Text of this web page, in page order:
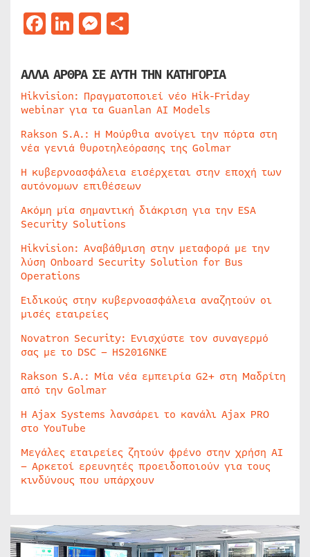
Facebook
LinkedIn
Messenger
ΑΛΛΑ ΑΡΘΡΑ ΣΕ ΑΥΤΗ ΤΗΝ ΚΑΤΗΓΟΡΙΑ
Hikvision: Πραγματοποιεί νέο Hik-Friday
webinar για τα Guanlan AI Models
Rakson S.A.: Η Μούρθια ανοίγει την πόρτα στη
νέα γενιά θυροτηλεόρασης της Golmar
Η κυβερνοασφάλεια εισέρχεται στην εποχή των
αυτόνομων επιθέσεων
Ακόμη μία σημαντική διάκριση για την ESA
Security Solutions
Hikvision: Αναβάθμιση στην μεταφορά με την
λύση Onboard Security Solution for Bus
Operations
Ειδικούς στην κυβερνοασφάλεια αναζητούν οι
μισές εταιρείες
Novatron Security: Ενισχύστε τον συναγερμό
σας με το DSC – HS2016NKE
Rakson S.A.: Μία νέα εμπειρία G2+ στη Μαδρίτη
από την Golmar
Η Ajax Systems λανσάρει το κανάλι Ajax PRO
στο YouTube
Μεγάλες εταιρείες ζητούν φρένο στην χρήση AI
– Αρκετοί ερευνητές προειδοποιούν για τους
κινδύνους που υπάρχουν